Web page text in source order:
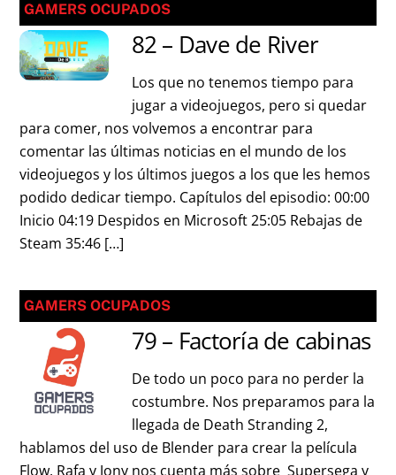
GAMERS OCUPADOS
82 – Dave de River
Los que no tenemos tiempo para
jugar a videojuegos, pero si quedar
para comer, nos volvemos a encontrar para
comentar las últimas noticias en el mundo de los
videojuegos y los últimos juegos a los que les hemos
podido dedicar tiempo. Capítulos del episodio: 00:00
Inicio 04:19 Despidos en Microsoft 25:05 Rebajas de
Steam 35:46 […]
GAMERS OCUPADOS
79 – Factoría de cabinas
De todo un poco para no perder la
costumbre. Nos preparamos para la
llegada de Death Stranding 2,
hablamos del uso de Blender para crear la película
Flow, Rafa y Jony nos cuenta más sobre Supersega y